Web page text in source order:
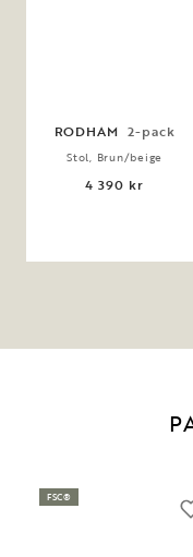
RODHAM 2-pack
Stol, Brun/beige
4 390 kr
FSC®